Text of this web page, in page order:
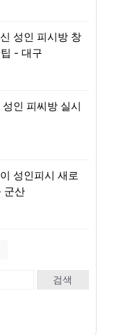
성인 피시방 창
- 대구
인 피씨방 실시
성인피시 새로
군산
검색